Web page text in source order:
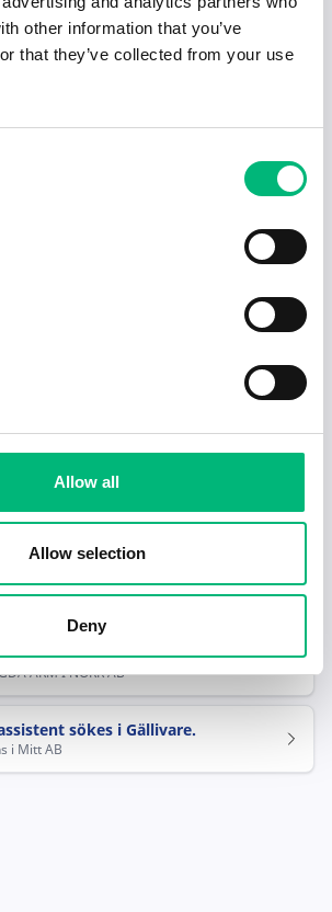
other information that you’ve
that they’ve collected from your use
Allow all
Allow selection
Deny
Ekonomiskt bistånd
i Mitt AB
inom Yrken med social
till skolsocialt team
assistent sökes till
i Gällivare
ARM I NORR AB
sökes i Gällivare.
i Mitt AB